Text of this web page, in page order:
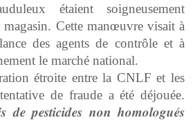
étaient soigneusement
magasin. Cette manœuvre visait à
des agents de contrôle et à
le marché national.
étroite entre la CNLF et les
de fraude a été déjouée.
𝒅𝒆 𝒑𝒆𝒔𝒕𝒊𝒄𝒊𝒅𝒆𝒔 𝒏𝒐𝒏 𝒉𝒐𝒎𝒐𝒍𝒐𝒈𝒖𝒆́𝒔